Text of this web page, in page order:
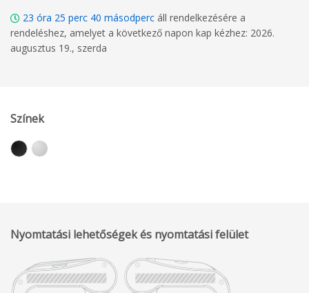
23 óra 25 perc 39 másodperc áll rendelkezésére a
rendeléshez, amelyet a következő napon kap kézhez: 2026.
augusztus 19., szerda
Színek
Nyomtatási lehetőségek és nyomtatási felület